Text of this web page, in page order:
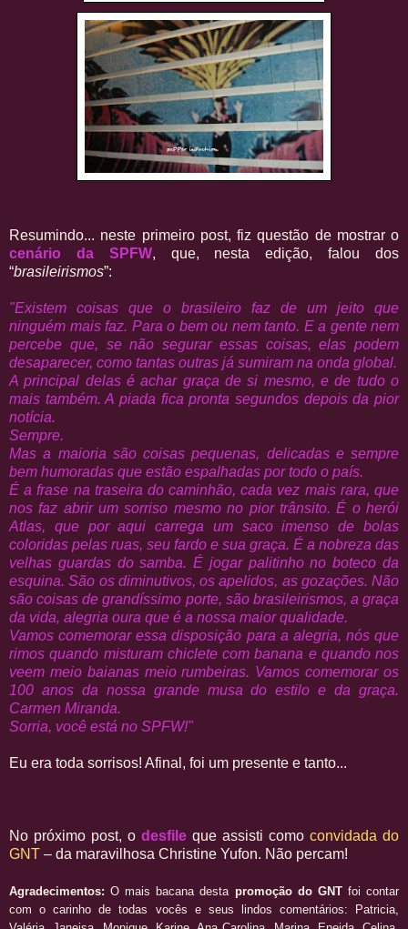
Resumindo... neste primeiro post, fiz questão de mostrar o
cenário da SPFW, que, nesta edição, falou dos
“brasileirismos”:
"Existem coisas que o brasileiro faz de um jeito que
ninguém mais faz. Para o bem ou nem tanto. E a gente nem
percebe que, se não segurar essas coisas, elas podem
desaparecer, como tantas outras já sumiram na onda global.
A principal delas é achar graça de si mesmo, e de tudo o
mais também. A piada fica pronta segundos depois da pior
notícia.
Sempre.
Mas a maioria são coisas pequenas, delicadas e sempre
bem humoradas que estão espalhadas por todo o país.
É a frase na traseira do caminhão, cada vez mais rara, que
nos faz abrir um sorriso mesmo no pior trânsito. É o herói
Atlas, que por aqui carrega um saco imenso de bolas
coloridas pelas ruas, seu fardo e sua graça. É a nobreza das
velhas guardas do samba. É jogar palitinho no boteco da
esquina. São os diminutivos, os apelidos, as gozações. Não
são coisas de grandíssimo porte, são brasileirismos, a graça
da vida, alegria oura que é a nossa maior qualidade.
Vamos comemorar essa disposição para a alegria, nós que
rimos quando misturam chiclete com banana e quando nos
veem meio baianas meio rumbeiras. Vamos comemorar os
100 anos da nossa grande musa do estilo e da graça.
Carmen Miranda.
Sorria, você está no SPFW!"
Eu era toda sorrisos! Afinal, foi um presente e tanto...
No próximo post, o desfile que assisti como convidada do
GNT – da maravilhosa Christine Yufon. Não percam!
Agradecimentos: O mais bacana desta promoção do GNTfoi contar
com o carinho de todas vocês e seus lindos comentários: Patricia,